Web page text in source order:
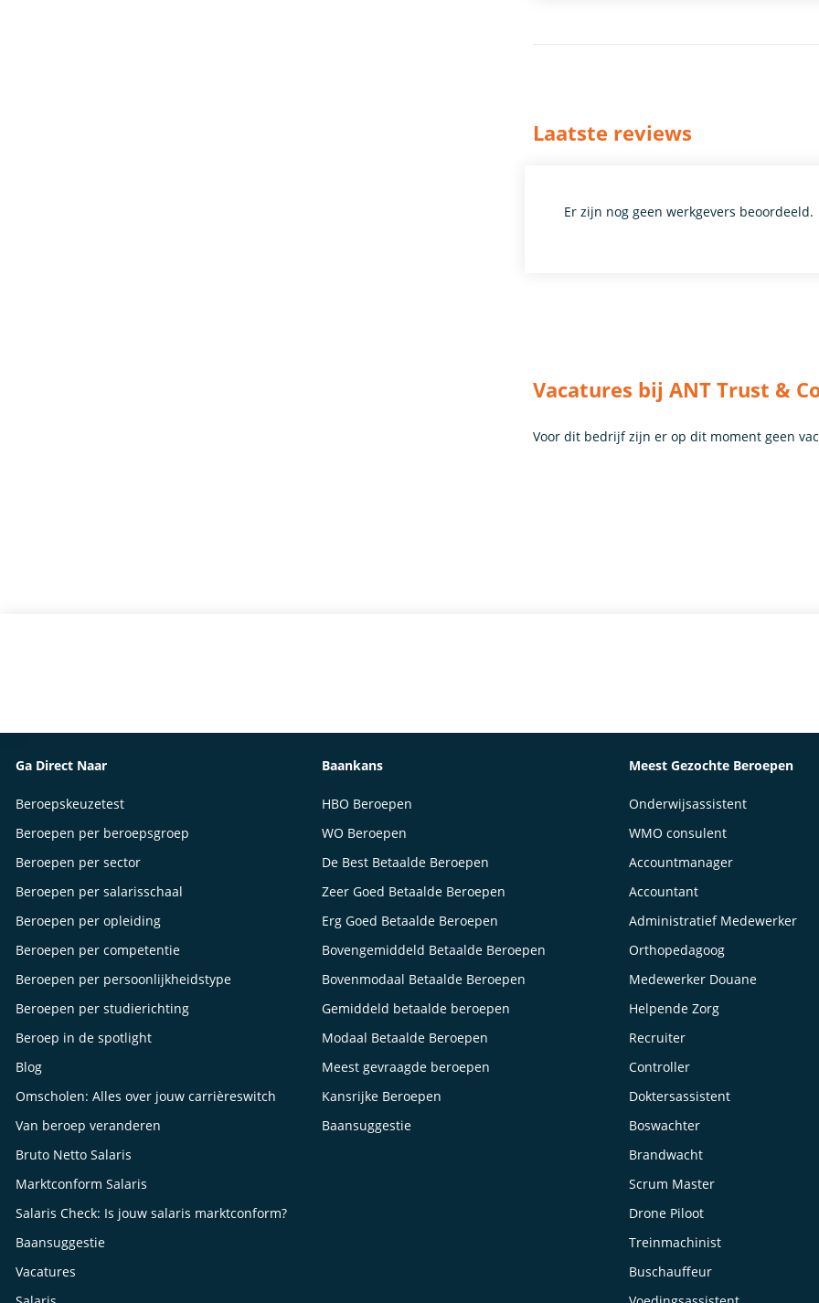
Laatste reviews
Er zijn nog geen werkgevers beoordeeld.
Vacatures bij ANT Trust &
Voor dit bedrijf zijn er op dit moment geen
Ga Direct Naar
Beroepskeuzetest
Beroepen per beroepsgroep
Beroepen per sector
Beroepen per salarisschaal
Beroepen per opleiding
Beroepen per competentie
Beroepen per persoonlijkheidstype
Beroepen per studierichting
Beroep in de spotlight
Blog
Omscholen: Alles over jouw carrièreswitch
Van beroep veranderen
Bruto Netto Salaris
Marktconform Salaris
Salaris Check: Is jouw salaris marktconform?
Baansuggestie
Vacatures
Baankans
HBO Beroepen
WO Beroepen
De Best Betaalde Beroepen
Zeer Goed Betaalde Beroepen
Erg Goed Betaalde Beroepen
Bovengemiddeld Betaalde Beroepen
Bovenmodaal Betaalde Beroepen
Gemiddeld betaalde beroepen
Modaal Betaalde Beroepen
Meest gevraagde beroepen
Kansrijke Beroepen
Baansuggestie
Meest Gezochte Beroepen
Onderwijsassistent
WMO consulent
Accountmanager
Accountant
Administratief Medewerker
Orthopedagoog
Medewerker Douane
Helpende Zorg
Recruiter
Controller
Doktersassistent
Boswachter
Brandwacht
Scrum Master
Drone Piloot
Treinmachinist
Buschauffeur